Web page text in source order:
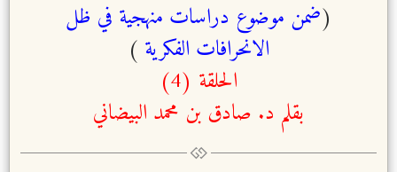
(ضمن موضوع دراسات منهجية في ظل
الانحرافات الفكرية )
الحلقة (4)
بقلم د. صادق بن محمد البيضاني